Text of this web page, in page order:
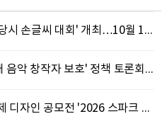
동국대 미당연구소, '제3회 미당시 손글씨 대회' 개최…10월 12일까지 접수
음저협, 국회서 '생성형 AI 시대 음악 창작자 보호' 정책 토론회 10일 개최
성신여대 학부생 '다온' 팀, 국제 디자인 공모전 '2026 스파크 어워드' 동상 수상